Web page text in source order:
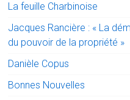
La feuille Charbinoise
Jacques Rancière : « La
du pouvoir de la propriété »
Danièle Copus
Bonnes Nouvelles